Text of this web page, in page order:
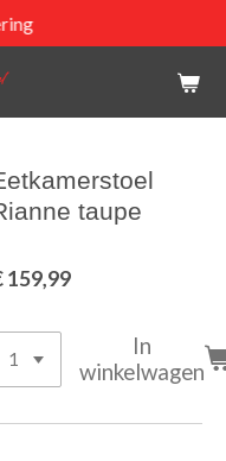
taupe
159,99
In
winkelwagen